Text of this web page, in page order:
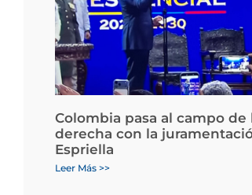
Colombia pasa al campo de
derecha con la
Espriella
Leer Más >>